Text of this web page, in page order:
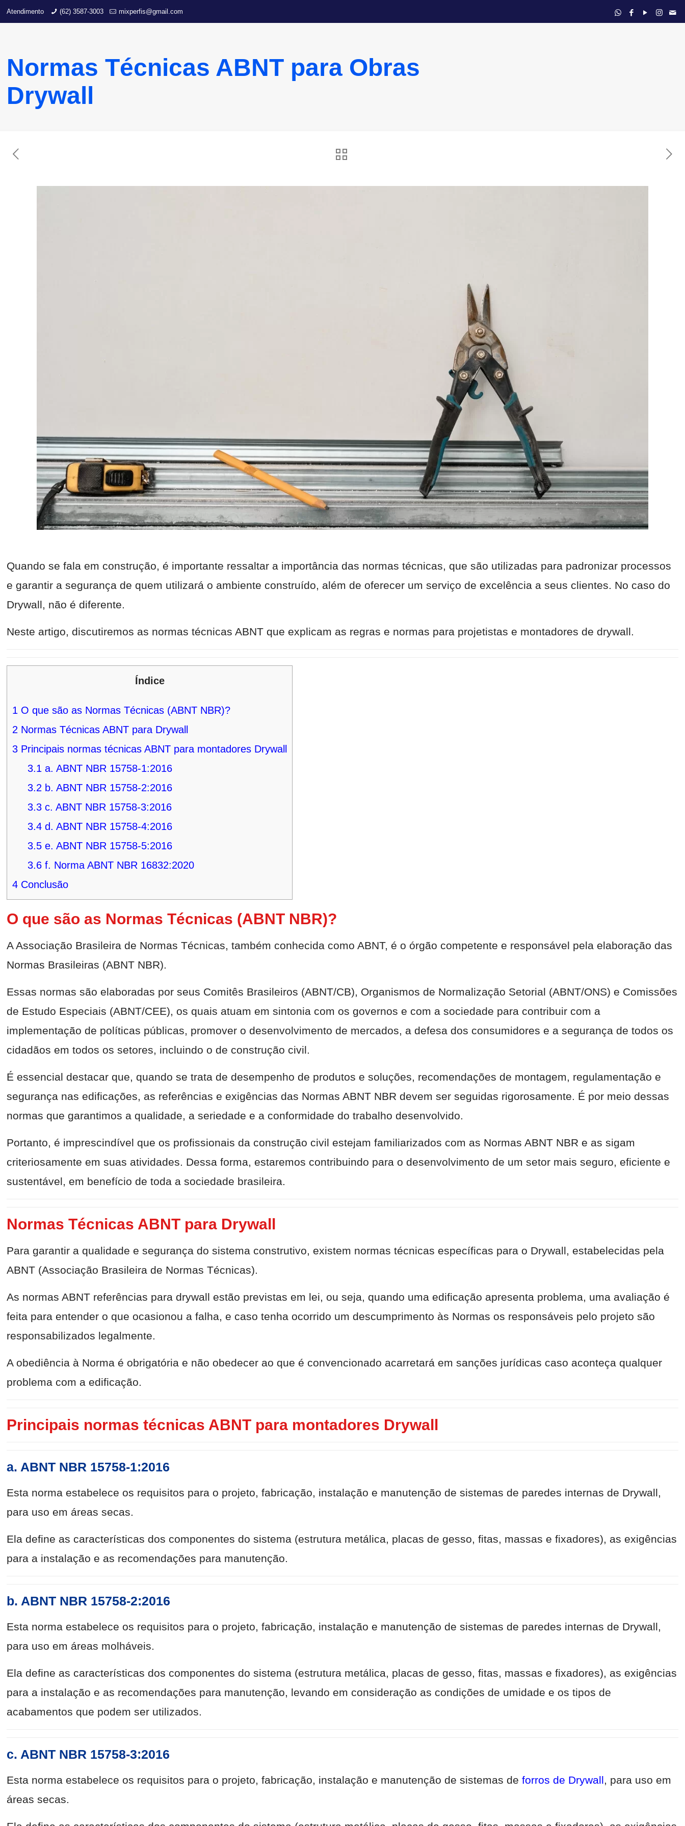
Atendimento (62) 3587-3003 mixperfis@gmail.com
Normas Técnicas ABNT para Obras
Drywall
Quando se fala em construção, é importante ressaltar a importância das normas técnicas, que são utilizadas para padronizar processos
e garantir a segurança de quem utilizará o ambiente construído, além de oferecer um serviço de excelência a seus clientes. No caso do
Drywall, não é diferente.
Neste artigo, discutiremos as normas técnicas ABNT que explicam as regras e normas para projetistas e montadores de drywall.
Índice
1 O que são as Normas Técnicas (ABNT NBR)?
2 Normas Técnicas ABNT para Drywall
3 Principais normas técnicas ABNT para montadores Drywall
3.1 a. ABNT NBR 15758-1:2016
3.2 b. ABNT NBR 15758-2:2016
3.3 c. ABNT NBR 15758-3:2016
3.4 d. ABNT NBR 15758-4:2016
3.5 e. ABNT NBR 15758-5:2016
3.6 f. Norma ABNT NBR 16832:2020
4 Conclusão
O que são as Normas Técnicas (ABNT NBR)?
A Associação Brasileira de Normas Técnicas, também conhecida como ABNT, é o órgão competente e responsável pela elaboração das
Normas Brasileiras (ABNT NBR).
Essas normas são elaboradas por seus Comitês Brasileiros (ABNT/CB), Organismos de Normalização Setorial (ABNT/ONS) e Comissões
de Estudo Especiais (ABNT/CEE), os quais atuam em sintonia com os governos e com a sociedade para contribuir com a
implementação de políticas públicas, promover o desenvolvimento de mercados, a defesa dos consumidores e a segurança de todos os
cidadãos em todos os setores, incluindo o de construção civil.
É essencial destacar que, quando se trata de desempenho de produtos e soluções, recomendações de montagem, regulamentação e
segurança nas edificações, as referências e exigências das Normas ABNT NBR devem ser seguidas rigorosamente. É por meio dessas
normas que garantimos a qualidade, a seriedade e a conformidade do trabalho desenvolvido.
Portanto, é imprescindível que os profissionais da construção civil estejam familiarizados com as Normas ABNT NBR e as sigam
criteriosamente em suas atividades. Dessa forma, estaremos contribuindo para o desenvolvimento de um setor mais seguro, eficiente e
sustentável, em benefício de toda a sociedade brasileira.
Normas Técnicas ABNT para Drywall
Para garantir a qualidade e segurança do sistema construtivo, existem normas técnicas específicas para o Drywall, estabelecidas pela
ABNT (Associação Brasileira de Normas Técnicas).
As normas ABNT referências para drywall estão previstas em lei, ou seja, quando uma edificação apresenta problema, uma avaliação é
feita para entender o que ocasionou a falha, e caso tenha ocorrido um descumprimento às Normas os responsáveis pelo projeto são
responsabilizados legalmente.
A obediência à Norma é obrigatória e não obedecer ao que é convencionado acarretará em sanções jurídicas caso aconteça qualquer
problema com a edificação.
Principais normas técnicas ABNT para montadores Drywall
a. ABNT NBR 15758-1:2016
Esta norma estabelece os requisitos para o projeto, fabricação, instalação e manutenção de sistemas de paredes internas de Drywall,
para uso em áreas secas.
Ela define as características dos componentes do sistema (estrutura metálica, placas de gesso, fitas, massas e fixadores), as exigências
para a instalação e as recomendações para manutenção.
b. ABNT NBR 15758-2:2016
Esta norma estabelece os requisitos para o projeto, fabricação, instalação e manutenção de sistemas de paredes internas de Drywall,
para uso em áreas molháveis.
Ela define as características dos componentes do sistema (estrutura metálica, placas de gesso, fitas, massas e fixadores), as exigências
para a instalação e as recomendações para manutenção, levando em consideração as condições de umidade e os tipos de
acabamentos que podem ser utilizados.
c. ABNT NBR 15758-3:2016
Esta norma estabelece os requisitos para o projeto, fabricação, instalação e manutenção de sistemas deforros de Drywall, para uso em
áreas secas.